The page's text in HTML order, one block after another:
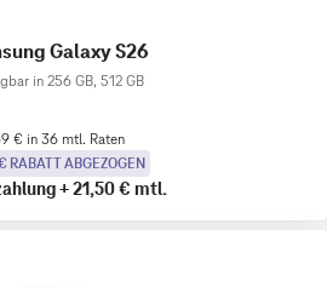
Galaxy S26
in 256 GB, 512 GB
€ in 36 mtl. Raten
RABATT ABGEZOGEN
+21,50 € mtl.